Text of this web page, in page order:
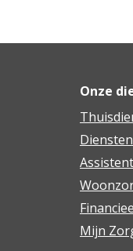
Onze
Mijn